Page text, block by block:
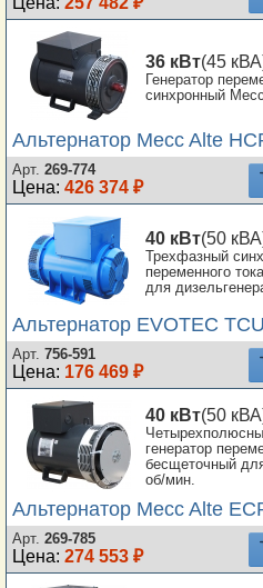
36 кВт(45
Генератор
синхронный
Альтернатор Mecc Alte
Арт. 269-774
Цена: 426 374 ₽
40 кВт(50
Трехфазный
переменного
для
Альтернатор EVOTEC
Арт. 756-591
Цена: 176 469 ₽
40 кВт(50
генератор
бесщеточный
об/мин.
Альтернатор Mecc Alte
Арт. 269-785
Цена: 274 553 ₽